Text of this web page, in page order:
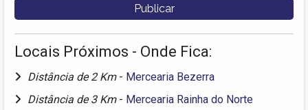
Locais Próximos - Onde Fica:
Distância de 2 Km - Mercearia Bezerra
Distância de 3 Km - Mercearia Rainha do Norte